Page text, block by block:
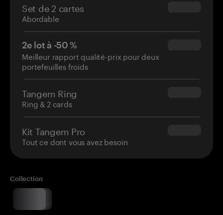
Set de 2 cartes
Abordable
$54.90
2e lot à -50 %
Meilleur rapport qualité-prix pour deux
portefeuilles froids
$34.95
Tangem Ring
Ring & 2 cards
$160.00
Kit Tangem Pro
Tout ce dont vous avez besoin
$180.00
Collection